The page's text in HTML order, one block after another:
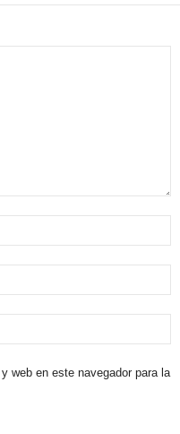
web en este navegador para la